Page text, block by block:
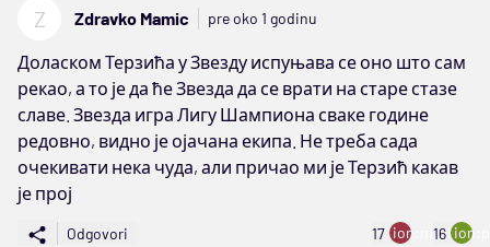
Z Zdravko Mamic pre oko 1 godinu
Доласком Терзића у Звезду испуњава се оно што сам
рекао, а то је да ће Звезда да се врати на старе стазе
славе. Звезда игра Лигу Шампиона сваке године
редовно, видно је ојачана екипа. Не треба сада
очекивати нека чуда, али причао ми је Терзић какав
је прој
Odgovori 17 ion:minus
16